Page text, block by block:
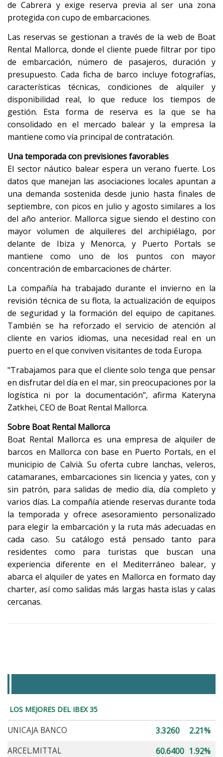
de Cabrera y exige reserva previa al ser una zona
protegida con cupo de embarcaciones.
Las reservas se gestionan a través de la web de Boat
Rental Mallorca, donde el cliente puede filtrar por tipo
de embarcación, número de pasajeros, duración y
presupuesto. Cada ficha de barco incluye fotografías,
características técnicas, condiciones de alquiler y
disponibilidad real, lo que reduce los tiempos de
gestión. Esta forma de reserva es la que se ha
consolidado en el mercado balear y la empresa la
mantiene como vía principal de contratación.
Una temporada con previsiones favorables
El sector náutico balear espera un verano fuerte. Los
datos que manejan las asociaciones locales apuntan a
una demanda sostenida desde junio hasta finales de
septiembre, con picos en julio y agosto similares a los
del año anterior. Mallorca sigue siendo el destino con
mayor volumen de alquileres del archipiélago, por
delante de Ibiza y Menorca, y Puerto Portals se
mantiene como uno de los puntos con mayor
concentración de embarcaciones de chárter.
La compañía ha trabajado durante el invierno en la
revisión técnica de su flota, la actualización de equipos
de seguridad y la formación del equipo de capitanes.
También se ha reforzado el servicio de atención al
cliente en varios idiomas, una necesidad real en un
puerto en el que conviven visitantes de toda Europa.
"Trabajamos para que el cliente solo tenga que pensar
en disfrutar del día en el mar, sin preocupaciones por la
logística ni por la documentación", afirma Kateryna
Zatkhei, CEO de Boat Rental Mallorca.
Sobre Boat Rental Mallorca
Boat Rental Mallorca es una empresa de alquiler de
barcos en Mallorca con base en Puerto Portals, en el
municipio de Calvià. Su oferta cubre lanchas, veleros,
catamaranes, embarcaciones sin licencia y yates, con y
sin patrón, para salidas de medio día, día completo y
varios días. La compañía atiende reservas durante toda
la temporada y ofrece asesoramiento personalizado
para elegir la embarcación y la ruta más adecuadas en
cada caso. Su catálogo está pensado tanto para
residentes como para turistas que buscan una
experiencia diferente en el Mediterráneo balear, y
abarca el alquiler de yates en Mallorca en formato day
charter, así como salidas más largas hasta islas y calas
cercanas.
LOS MEJORES DEL IBEX 35
UNICAJA BANCO 3.3260
2.21%
ARCEL.MITTAL
60.6400 1.92%